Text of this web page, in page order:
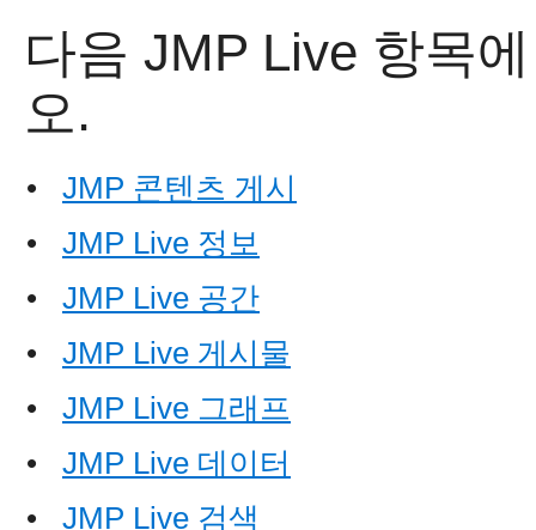
다음 JMP Live 항목
오.
•
JMP 콘텐츠 게시
•
JMP Live 정보
•
JMP Live 공간
•
JMP Live 게시물
•
JMP Live 그래프
•
JMP Live 데이터
•
JMP Live 검색